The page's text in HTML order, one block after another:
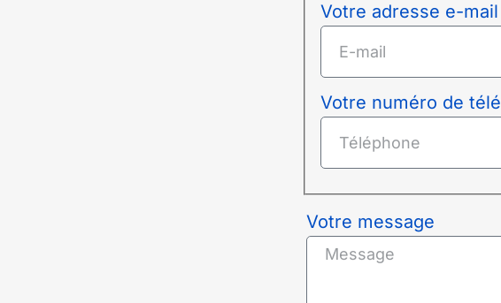
Votre adresse e-mail
Votre numéro de
Votre message